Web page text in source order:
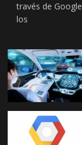
través de
los